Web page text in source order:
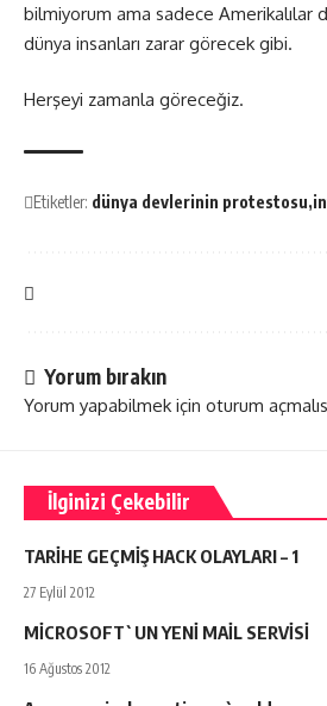
bilmiyorum ama sadece Amerikalılar
dünya insanları zarar görecek gibi.
Herşeyi zamanla göreceğiz.
Etiketler: dünya devlerinin protestosu
Yorum bırakın
Yorum yapabilmek için oturum
İlginizi Çekebilir
TARİHE GEÇMİŞ HACK OLAYLARI – 1
27 Eylül 2012
MİCROSOFT`UN YENİ MAİL SERVİSİ
16 Ağustos 2012